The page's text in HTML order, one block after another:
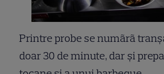
Printre probe se numãrã
doar 30 de minute, dar şi